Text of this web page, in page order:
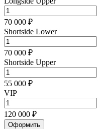
70 000 ₽
Shortside Lower
70 000 ₽
Shortside Upper
55 000 ₽
VIP
120 000 ₽
Оформить